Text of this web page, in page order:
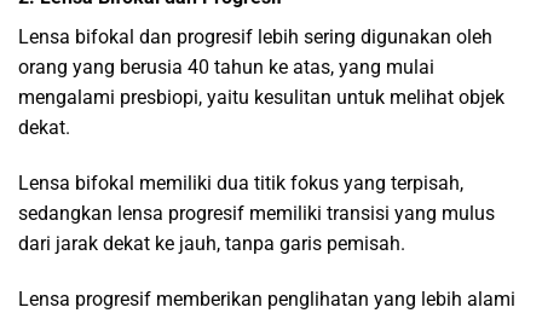
Lensa bifokal dan progresif lebih sering digunakan oleh
orang yang berusia 40 tahun ke atas, yang mulai
mengalami presbiopi, yaitu kesulitan untuk melihat objek
dekat.
Lensa bifokal memiliki dua titik fokus yang terpisah,
sedangkan lensa progresif memiliki transisi yang mulus
dari jarak dekat ke jauh, tanpa garis pemisah.
Lensa progresif memberikan penglihatan yang lebih alami